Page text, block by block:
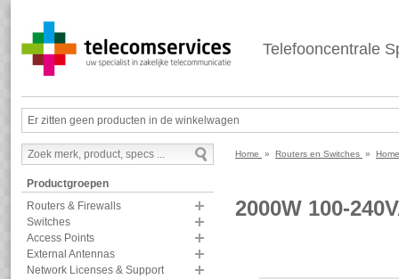
Telefooncentrale
Er zitten geen producten in de winkelwagen
Productgroepen
Routers & Firewalls
Switches
Access Points
External Antennas
Network Licenses & Support
Home » Routers en Switches »
2000W 100-